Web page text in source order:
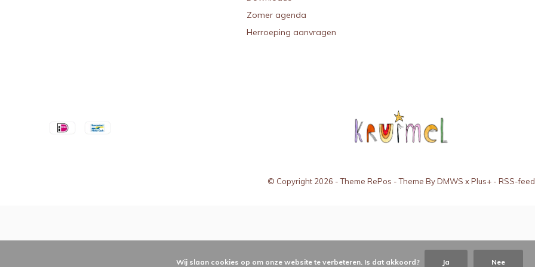
Zomer agenda
Herroeping aanvragen
© Copyright 2026 - Theme RePos - Theme ByDMWS xPlus+ - RSS-feed
Wij slaan cookies op om onze website te verbeteren. Is dat akkoord? Ja Nee